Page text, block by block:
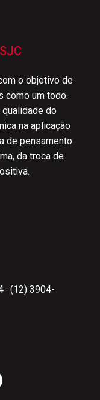
o objetivo de
como um todo.
do
na aplicação
de pensamento
da troca de
· (12) 3904-